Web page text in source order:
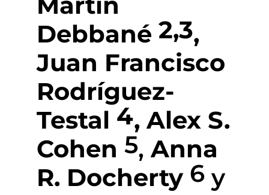
Debbané 2,3,
Juan Francisco
Rodríguez-
Testal 4,Alex S.
Cohen 5,Anna
R. Docherty 6y